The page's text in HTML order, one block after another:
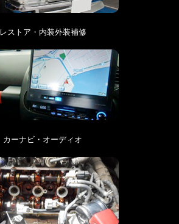
レストア・内装外装補修
カーナビ・オーディオ